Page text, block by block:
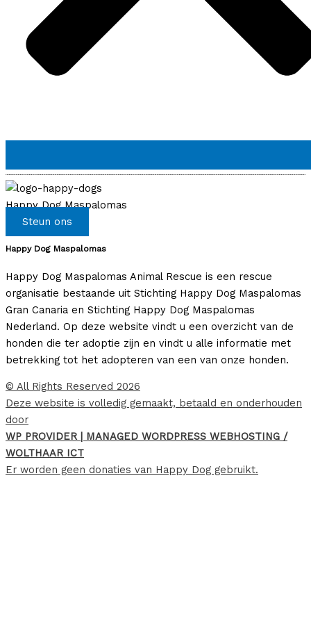
Happy Dog Maspalomas
Steun ons
Happy Dog Maspalomas
Happy Dog Maspalomas Animal Rescue is een rescue
organisatie bestaande uit Stichting Happy Dog Maspalomas
Gran Canaria en Stichting Happy Dog Maspalomas
Nederland. Op deze website vindt u een overzicht van de
honden die ter adoptie zijn en vindt u alle informatie met
betrekking tot het adopteren van een van onze honden.
© All Rights Reserved 2026
Deze website is volledig gemaakt, betaald en onderhouden
door
WP PROVIDER | MANAGED WORDPRESS WEBHOSTING /
WOLTHAAR ICT
Er worden geen donaties van Happy Dog gebruikt.